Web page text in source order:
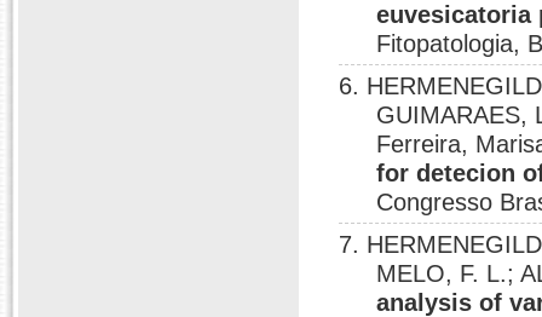
euvesicatoria
Fitopatologia,
6.
GUIMARAES,
Ferreira,
for detecion
Congresso
7.
MELO, F. L.;
analysis of